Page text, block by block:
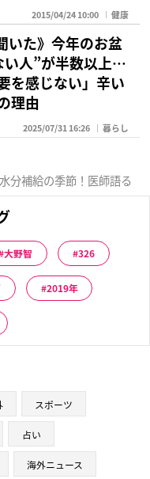
2015/04/24 10:00 健康
いた》今年のお盆
い人”が半数以上…
を感じない」辛い
理由
2025/07/31 16:26 暮らし
分補給の季節！医師語る「
大野智 326
2019年
スポーツ
占い
海外ニュース